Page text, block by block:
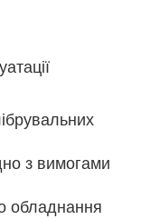
з вимогами
обладнання